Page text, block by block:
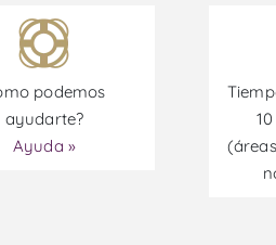
podemos
ayudarte?
Ayuda »